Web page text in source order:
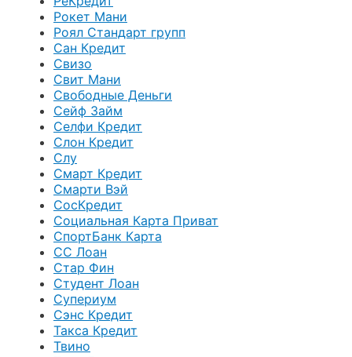
Рокет Мани
Роял Стандарт групп
Сан Кредит
Свизо
Свит Мани
Свободные Деньги
Сейф Займ
Селфи Кредит
Слон Кредит
Слу
Смарт Кредит
Смарти Вэй
СосКредит
Социальная Карта Приват
СпортБанк Карта
СС Лоан
Стар Фин
Студент Лоан
Супериум
Сэнс Кредит
Такса Кредит
Твино